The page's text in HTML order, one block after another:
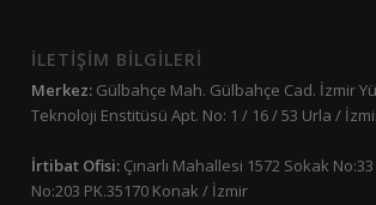
İLETİŞİM BİLGİLERİ
Merkez: Gülbahçe Mah. Gülbahçe Cad. İzmir
Teknoloji Enstitüsü Apt. No: 1 / 16 / 53 Urla /
İrtibat Ofisi: Çınarlı Mahallesi 1572 Sokak No:33
No:203 PK.35170 Konak / İzmir